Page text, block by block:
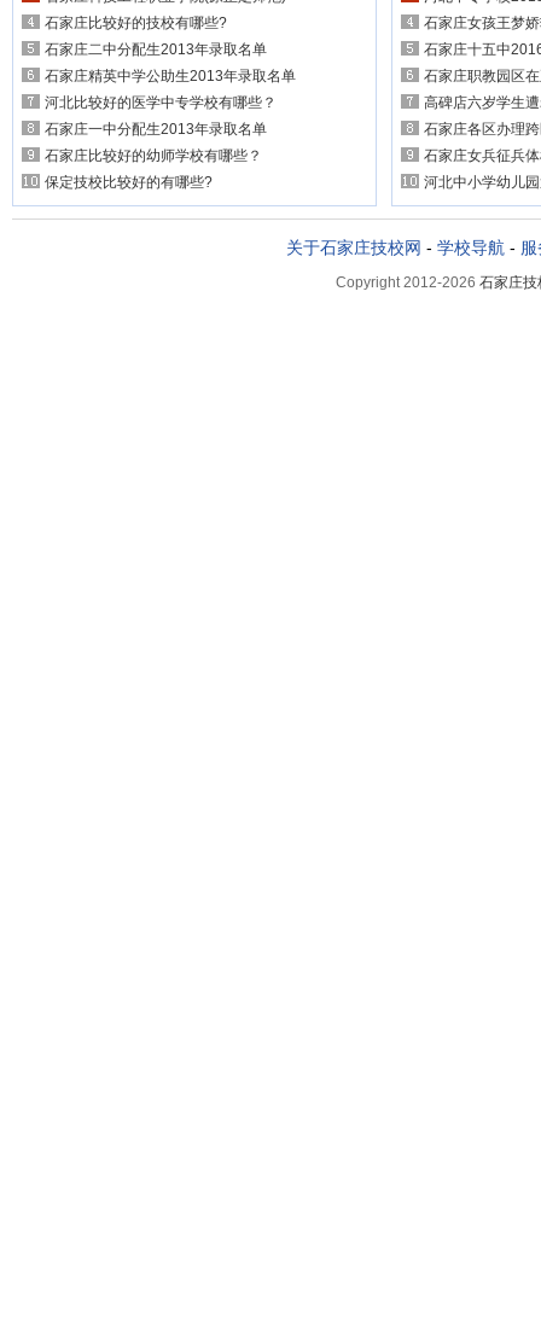
石家庄比较好的技校有哪些?
石家庄二中分配生2013年录取名单
石家庄精英中学公助生2013年录取名单
河北比较好的医学中专学校有哪些？
石家庄一中分配生2013年录取名单
石家庄比较好的幼师学校有哪些？
保定技校比较好的有哪些?
石家庄女孩王梦
石家庄十五中
石家庄职教园区
高碑店六岁学生
石家庄各区办理
石家庄女兵征兵
河北中小学幼儿
关于石家庄技校网 - 学校导航 -
Copyright 2012-2026 石家庄技